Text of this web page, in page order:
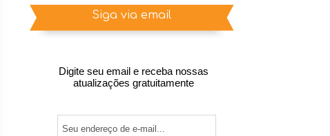
Siga via email
Digite seu email e receba nossas
atualizações gratuitamente